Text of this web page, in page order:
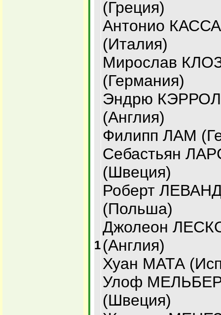
1
(Греция)
Антонио
(Италия)
Мирослав
(Германия)
Эндрю
(Англия)
Филипп ЛАМ
Себастьян
(Швеция)
Роберт
(Польша)
Джолеон
(Англия)
Хуан МАТА
Улоф
(Швеция)